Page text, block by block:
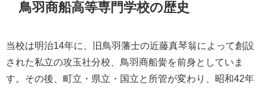
鳥羽商船高等専門学校の歴史
当校は明治14年に、旧鳥羽藩士の近藤真琴翁によって創設
された私立の攻玉社分校、鳥羽商船黌を前身としていま
す。その後、町立・県立・国立と所管が変わり、昭和42年